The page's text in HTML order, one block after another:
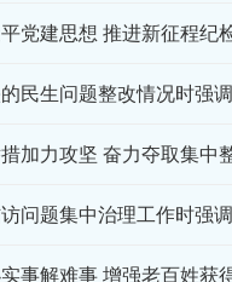
加力攻坚 奋力夺取集中
事解难事 增强老百姓获